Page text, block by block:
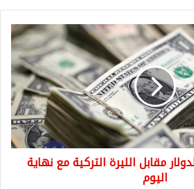
مقابل الليرة التركية مع نهاية
اليوم